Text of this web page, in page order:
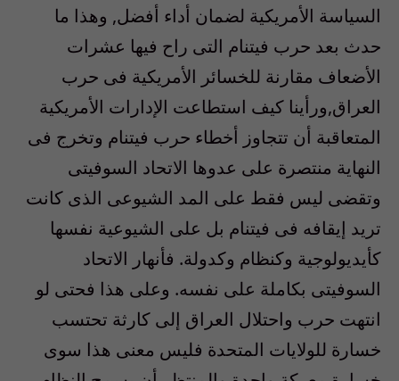
السياسة الأمريكية لضمان أداء أفضل, وهذا ما
حدث بعد حرب فيتنام التى راح فيها عشرات
الأضعاف مقارنة للخسائر الأمريكية فى حرب
العراق,ورأينا كيف استطاعت الإدارات الأمريكية
المتعاقبة أن تتجاوز أخطاء حرب فيتنام وتخرج فى
النهاية منتصرة على عدوها الاتحاد السوفيتى
وتقضى ليس فقط على المد الشيوعى الذى كانت
تريد إيقافه فى فيتنام بل على الشيوعية نفسها
كأيديولوجية وكنظام وكدولة. فأنهار الاتحاد
السوفيتى بكاملة على نفسه. وعلى هذا فحتى لو
انتهت حرب واحتلال العراق إلى كارثة تحتسب
خسارة للولايات المتحدة فليس معنى هذا سوى